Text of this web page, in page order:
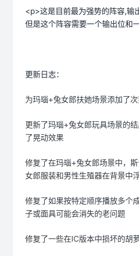
<p>这是目前最为强势的阵容,输
但是这个阵容需要一个输出位和
更新日志：
为玛瑙+兔女郎扶她场景添加了
更新了玛瑙+兔女郎玩具场景的
了晃动效果
修复了在玛瑙+兔女郎场景中，
女郎服装和男性生殖器在背景中
修复了如果按特定顺序播放多个
子或面具可能会消失的老问题
修复了一些在IC版本中损坏的胡